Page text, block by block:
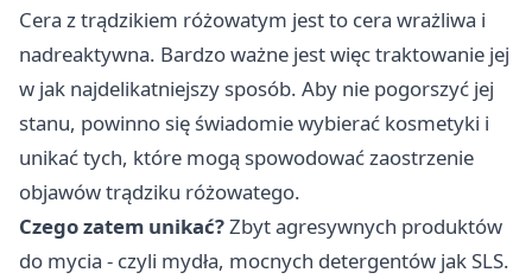
Cera z trądzikiem różowatym jest to cera wrażliwa i
nadreaktywna. Bardzo ważne jest więc traktowanie jej
w jak najdelikatniejszy sposób. Aby nie pogorszyć jej
stanu, powinno się świadomie wybierać kosmetyki i
unikać tych, które mogą spowodować zaostrzenie
objawów trądziku różowatego.
Czego zatem unikać?Zbyt agresywnych produktów
do mycia - czyli mydła, mocnych detergentów jak SLS.